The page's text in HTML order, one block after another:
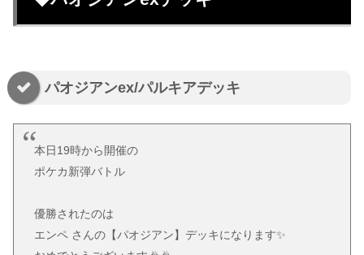
パオジアンex/パルキアデッキ
本日19時から開催の
ポケカ新弾バトル
優勝されたのは
エンペ さんの【パオジアン】デッキになります✨